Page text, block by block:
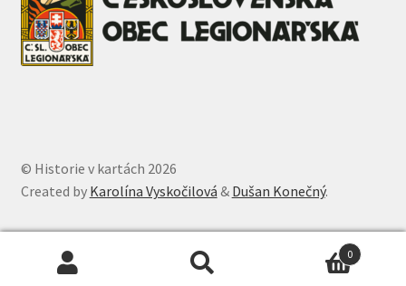
© Historie v kartách 2026
Created by Karolína Vyskočilová & Dušan Konečný.
0